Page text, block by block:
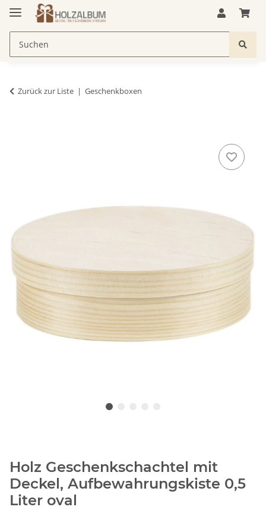
Zurück zur Liste Geschenkboxen
Holz Geschenkschachtel mit
Deckel, Aufbewahrungskiste 0,5
Liter oval